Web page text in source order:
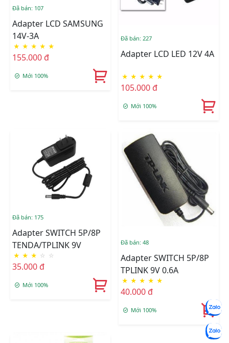
Đã bán: 107
Adapter LCD SAMSUNG
14V-3A
★ ★ ★ ★ ★
155.000 đ
Mới 100%
Đã bán: 227
Adapter LCD LED 12V 4A
★ ★ ★ ★ ★
105.000 đ
Mới 100%
Đã bán: 175
Adapter SWITCH 5P/8P
TENDA/TPLINK 9V
★ ★ ★ ☆ ☆
35.000 đ
Mới 100%
Đã bán: 48
Adapter SWITCH 5P/8P
TPLINK 9V 0.6A
★ ★ ★ ★ ★
40.000 đ
Mới 100%